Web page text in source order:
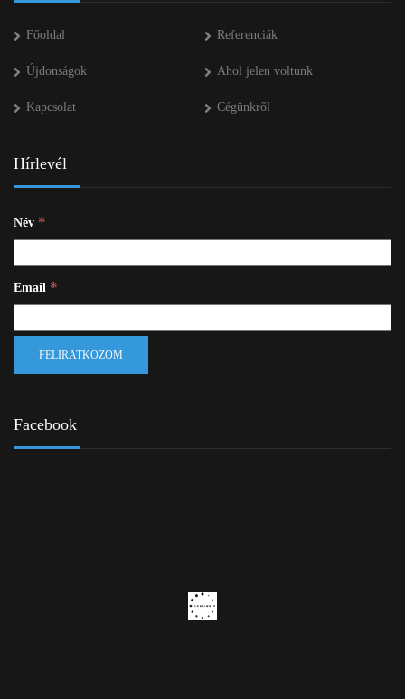
Főoldal Referenciák
Újdonságok Ahol jelen voltunk
Kapcsolat Cégünkről
Hírlevél
Név *
Email *
Facebook